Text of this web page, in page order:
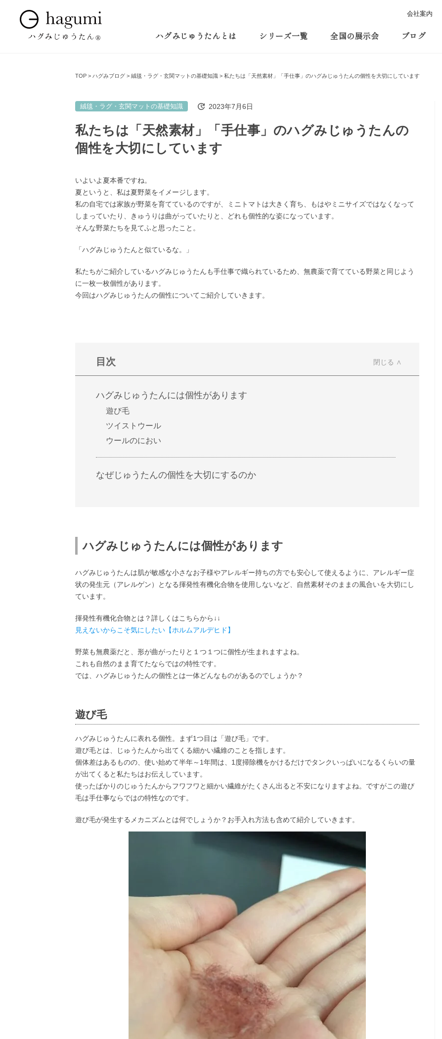
ハグみじゅうたんとは シリーズ一覧 全国の展示会 ブログ
会社案内
TOP ハグみブログ 絨毯・ラグ・玄関マットの基礎知識 私たちは「天然素材」「手仕事」のハグみじゅうたんの個性を大切にしています
私たちは「天然素材」「手仕事」のハグみじゅうたんの
個性を大切にしています
絨毯・ラグ・玄関マットの基礎知識 2023年7月6日
いよいよ夏本番ですね。
夏というと、私は夏野菜をイメージします。
私の自宅では家族が野菜を育てているのですが、ミニトマトは大きく育ち、もはやミニサイズではなくなって
しまっていたり、きゅうりは曲がっていたりと、どれも個性的な姿になっています。
そんな野菜たちを見てふと思ったこと。
「ハグみじゅうたんと似ているな。」
私たちがご紹介しているハグみじゅうたんも手仕事で織られているため、無農薬で育てている野菜と同じよう
に一枚一枚個性があります。
今回はハグみじゅうたんの個性についてご紹介していきます。
目次
ハグみじゅうたんには個性があります
遊び毛
ツイストウール
ウールのにおい
なぜじゅうたんの個性を大切にするのか
ハグみじゅうたんには個性があります
ハグみじゅうたんは肌が敏感な小さなお子様やアレルギー持ちの方でも安心して使えるように、アレルギー症
状の発生元（アレルゲン）となる揮発性有機化合物を使用しないなど、自然素材そのままの風合いを大切にし
ています。
揮発性有機化合物とは？詳しくはこちらから↓↓
見えないからこそ気にしたい【ホルムアルデヒド】
野菜も無農薬だと、形が曲がったりと１つ１つに個性が生まれますよね。
これも自然のまま育てたならではの特性です。
では、ハグみじゅうたんの個性とは一体どんなものがあるのでしょうか？
遊び毛
ハグみじゅうたんに表れる個性。まず1つ目は「遊び毛」です。
遊び毛とは、じゅうたんから出てくる細かい繊維のことを指します。
個体差はあるものの、使い始めて半年～1年間は、1度掃除機をかけるだけでタンクいっぱいになるくらいの量
が出てくると私たちはお伝えしています。
使ったばかりのじゅうたんからフワフワと細かい繊維がたくさん出ると不安になりますよね。ですがこの遊び
毛は手仕事ならではの特性なのです。
遊び毛が発生するメカニズムとは何でしょうか？お手入れ方法も含めて紹介していきます。